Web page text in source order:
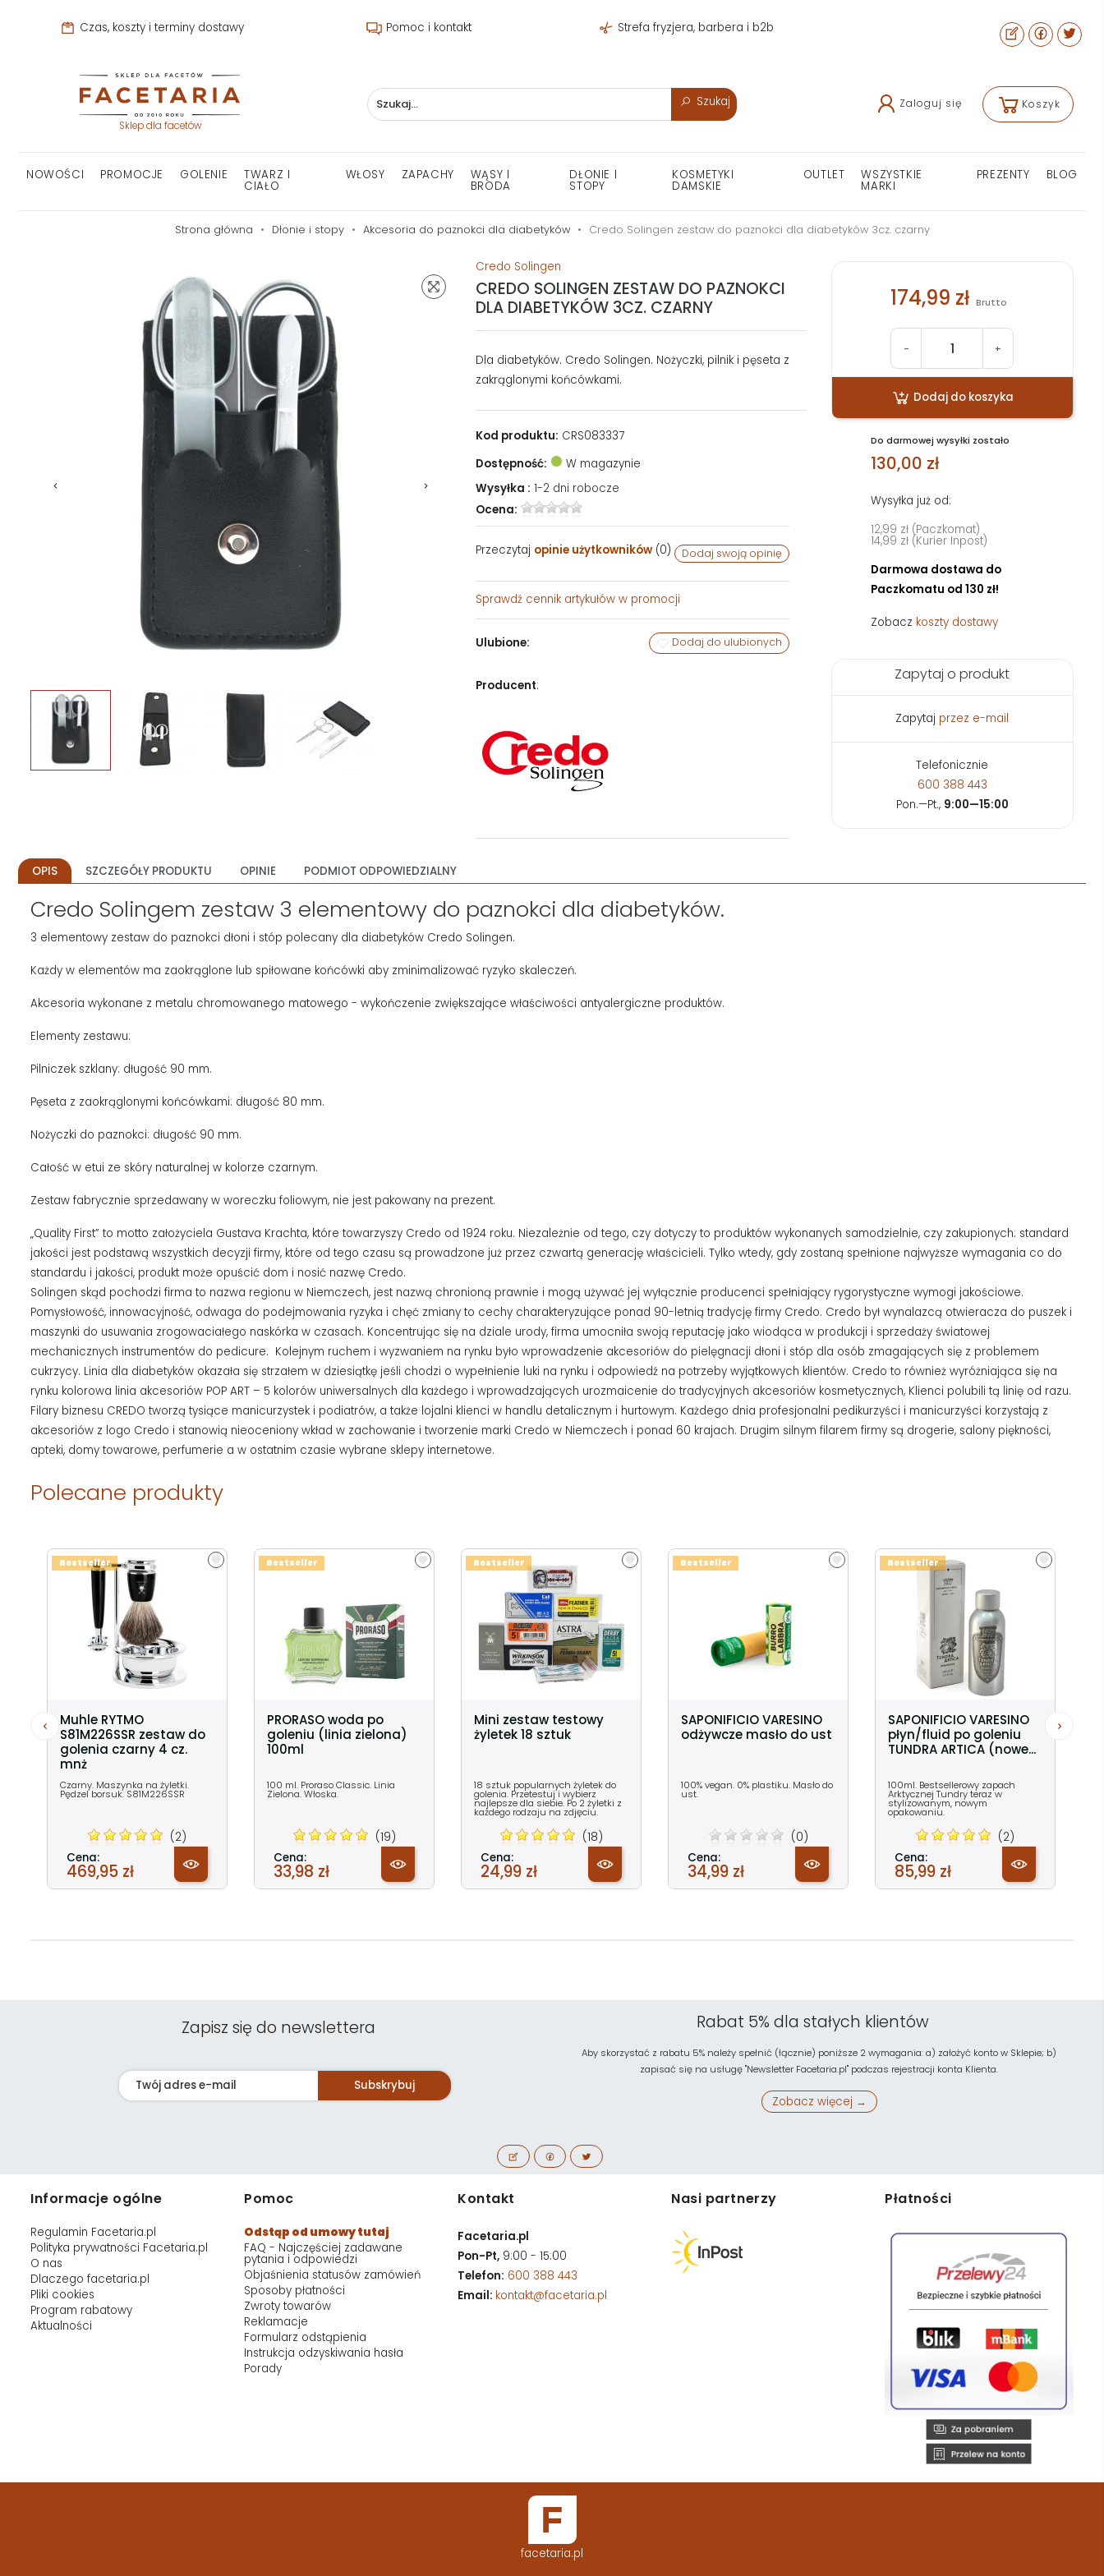
Czas, koszty i terminy dostawy Pomoc i kontakt Strefa fryzjera, barbera i b2b
Sklep dla facetów
Szukaj Zaloguj się Koszyk
NOWOŚCI PROMOCJE GOLENIE TWARZ I
CIAŁO
WŁOSY ZAPACHY WĄSY I
BRODA
DŁONIE I
STOPY
KOSMETYKI
DAMSKIE
OUTLET WSZYSTKIE
MARKI
PREZENTY BLOG
Strona główna Dłonie i stopy Akcesoria do paznokci dla diabetyków Credo Solingen zestaw do paznokci dla diabetyków 3cz. czarny
Credo Solingen
CREDO SOLINGEN ZESTAW DO PAZNOKCI
DLA DIABETYKÓW 3CZ. CZARNY
Dla diabetyków. Credo Solingen. Nożyczki, pilnik i pęseta z
zakrąglonymi końcówkami.
Kod produktu: CRS083337
Dostępność:
W magazynie
Wysyłka : 1-2 dni robocze
Ocena:
Przeczytaj opinie użytkowników(0) Dodaj swoją opinię
Sprawdź cennik artykułów w promocji
Ulubione: Dodaj do ulubionych
Producent:
174,99 zł Brutto
- +
Dodaj do koszyka
Do darmowej wysyłki zostało
130,00 zł
Wysyłka już od:
12,99 zł (Paczkomat)
14,99 zł (Kurier Inpost)
Darmowa dostawa do
Paczkomatu od 130 zł!
Zobacz koszty dostawy
Zapytaj o produkt
Zapytaj przez e-mail
Telefonicznie
600 388 443
Pon.—Pt., 9:00—15:00
OPIS SZCZEGÓŁY PRODUKTU OPINIE PODMIOT ODPOWIEDZIALNY
Credo Solingem zestaw 3 elementowy do paznokci dla diabetyków.
3 elementowy zestaw do paznokci dłoni i stóp polecany dla diabetyków Credo Solingen.
Każdy w elementów ma zaokrąglone lub spiłowane końcówki aby zminimalizować ryzyko skaleczeń.
Akcesoria wykonane z metalu chromowanego matowego - wykończenie zwiększające właściwości antyalergiczne produktów.
Elementy zestawu:
Pilniczek szklany: długość 90 mm.
Pęseta z zaokrąglonymi końcówkami: długość 80 mm.
Nożyczki do paznokci: długość 90 mm.
Całość w etui ze skóry naturalnej w kolorze czarnym.
Zestaw fabrycznie sprzedawany w woreczku foliowym, nie jest pakowany na prezent.
„Quality First” to motto założyciela Gustava Krachta, które towarzyszy Credo od 1924 roku. Niezależnie od tego, czy dotyczy to produktów wykonanych samodzielnie, czy zakupionych: standard
jakości jest podstawą wszystkich decyzji firmy, które od tego czasu są prowadzone już przez czwartą generację właścicieli. Tylko wtedy, gdy zostaną spełnione najwyższe wymagania co do
standardu i jakości, produkt może opuścić dom i nosić nazwę Credo.
Solingen skąd pochodzi firma to nazwa regionu w Niemczech, jest nazwą chronioną prawnie i mogą używać jej wyłącznie producenci spełniający rygorystyczne wymogi jakościowe.
Pomysłowość, innowacyjność, odwaga do podejmowania ryzyka i chęć zmiany to cechy charakteryzujące ponad 90-letnią tradycję firmy Credo. Credo był wynalazcą otwieracza do puszek i
maszynki do usuwania zrogowaciałego naskórka w czasach. Koncentrując się na dziale urody, firma umocniła swoją reputację jako wiodąca w produkcji i sprzedaży światowej
mechanicznych instrumentów do pedicure. Kolejnym ruchem i wyzwaniem na rynku było wprowadzenie akcesoriów do pielęgnacji dłoni i stóp dla osób zmagających się z problemem
cukrzycy. Linia dla diabetyków okazała się strzałem w dziesiątkę jeśli chodzi o wypełnienie luki na rynku i odpowiedź na potrzeby wyjątkowych klientów. Credo to również wyróżniająca się na
rynku kolorowa linia akcesoriów POP ART – 5 kolorów uniwersalnych dla każdego i wprowadzających urozmaicenie do tradycyjnych akcesoriów kosmetycznych, Klienci polubili tą linię od razu.
Filary biznesu CREDO tworzą tysiące manicurzystek i podiatrów, a także lojalni klienci w handlu detalicznym i hurtowym. Każdego dnia profesjonalni pedikurzyści i manicurzyści korzystają z
akcesoriów z logo Credo i stanowią nieoceniony wkład w zachowanie i tworzenie marki Credo w Niemczech i ponad 60 krajach. Drugim silnym filarem firmy są drogerie, salony piękności,
apteki, domy towarowe, perfumerie a w ostatnim czasie wybrane sklepy internetowe.
Polecane produkty
Muhle RYTMO
S81M226SSR zestaw do
golenia czarny 4 cz.
mnż
Czarny. Maszynka na żyletki.
Pędzel borsuk. S81M226SSR
(2)
Cena:
469,95 zł
Bestseller
PRORASO woda po
goleniu (linia zielona)
100ml
100 ml. Proraso Classic. Linia
Zielona. Włoska.
(19)
Cena:
33,98 zł
Bestseller
Mini zestaw testowy
żyletek 18 sztuk
18 sztuk popularnych żyletek do
golenia. Przetestuj i wybierz
najlepsze dla siebie. Po 2 żyletki z
każdego rodzaju na zdjęciu.
(18)
Cena:
24,99 zł
Bestseller
SAPONIFICIO VARESINO
odżywcze masło do ust
100% vegan. 0% plastiku. Masło do
ust.
(0)
Cena:
34,99 zł
Bestseller
SAPONIFICIO VARESINO
płyn/fluid po goleniu
TUNDRA ARTICA (nowe...
100ml. Bestsellerowy zapach
Arktycznej Tundry teraz w
stylizowanym, nowym
opakowaniu.
(2)
Cena:
85,99 zł
Bestseller
Zapisz się do newslettera
Subskrybuj
Rabat 5% dla stałych klientów
Aby skorzystać z rabatu 5% należy spełnić (łącznie) poniższe 2 wymagania: a) założyć konto w Sklepie; b)
zapisać się na usługę "Newsletter Facetaria.pl" podczas rejestracji konta Klienta.
Zobacz więcej →
Informacje ogólne
Regulamin Facetaria.pl
Polityka prywatności Facetaria.pl
O nas
Dlaczego facetaria.pl
Pliki cookies
Program rabatowy
Aktualności
Pomoc
Odstąp od umowy tutaj
FAQ - Najczęściej zadawane
pytania i odpowiedzi
Objaśnienia statusów zamówień
Sposoby płatności
Zwroty towarów
Reklamacje
Formularz odstąpienia
Instrukcja odzyskiwania hasła
Porady
Kontakt
Facetaria.pl
Pon-Pt, 9:00 - 15:00
Telefon: 600 388 443
Email: kontakt@facetaria.pl
Nasi partnerzy Płatności
facetaria.pl